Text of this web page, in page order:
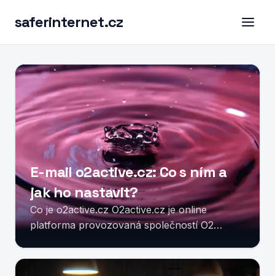
saferinternet.cz
E-mail o2active.cz: Co s ním a
jak ho nastavit?
Co je o2active.cz O2active.cz je online
platforma provozovaná společností O2
sportovních a...